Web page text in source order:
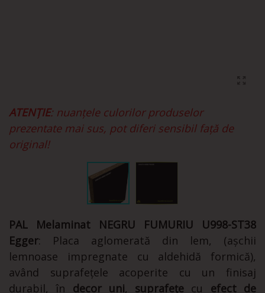
ATENȚIE: nuanțele culorilor produselor
prezentate mai sus, pot diferi sensibil față de
original!
PAL Melaminat NEGRU FUMURIU U998-ST38
Egger: Placa aglomerată din lem, (așchii
lemnoase impregnate cu aldehidă formică),
având suprafețele acoperite cu un finisaj
durabil, în decor uni, suprafețe cu efect de